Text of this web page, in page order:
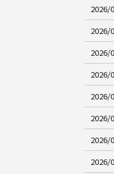
2026/
2026/
2026/
2026/
2026/
2026/
2026/
2026/